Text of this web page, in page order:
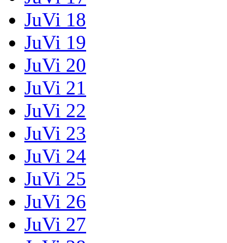
JuVi 18
JuVi 19
JuVi 20
JuVi 21
JuVi 22
JuVi 23
JuVi 24
JuVi 25
JuVi 26
JuVi 27